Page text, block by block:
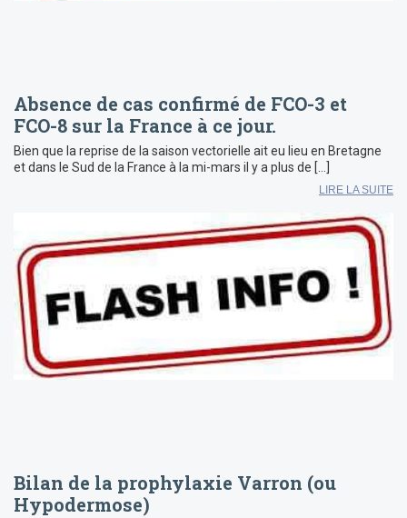
Absence de cas confirmé de FCO-3 et
FCO-8 sur la France à ce jour.
Bien que la reprise de la saison vectorielle ait eu lieu en Bretagne
et dans le Sud de la France à la mi-mars il y a plus de […]
LIRE LA SUITE
Bilan de la prophylaxie Varron (ou
Hypodermose)